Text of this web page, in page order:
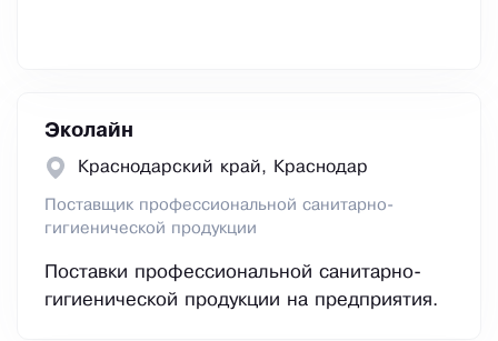
Эколайн
Краснодарский край, Краснодар
Поставщик профессиональной санитарно-
гигиенической продукции
Поставки профессиональной санитарно-
гигиенической продукции на предприятия.